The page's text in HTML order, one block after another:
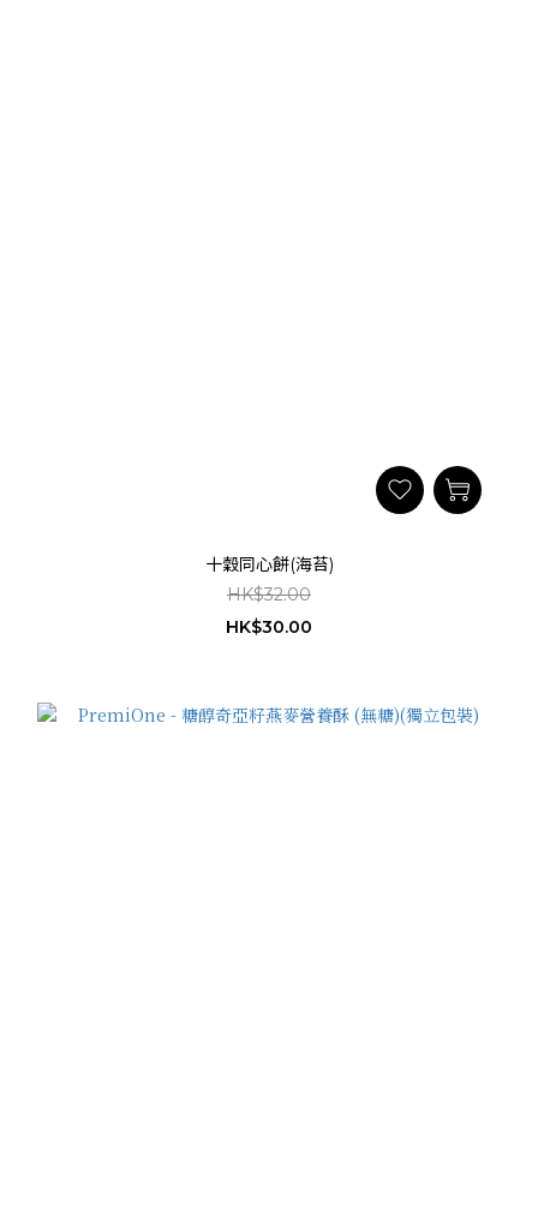
十穀同心餅(海苔)
HK$32.00
HK$30.00